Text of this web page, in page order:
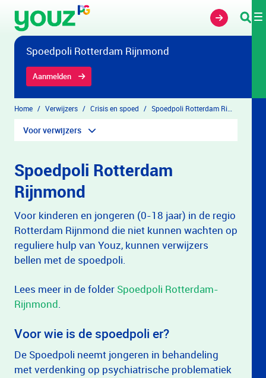
Overslaan en naar hoofdinhoud gaan
Spoedpoli Rotterdam Rijnmond
Aanmelden
Home Verwijzers Crisis en spoed
Voor verwijzers
Spoedpoli Rotterdam
Rijnmond
Voor kinderen en jongeren (0-18 jaar) in de regio
Rotterdam Rijnmond die niet kunnen wachten op
reguliere hulp van Youz, kunnen verwijzers
bellen met de spoedpoli.
Lees meer in de folder Spoedpoli Rotterdam-
Rijnmond.
Voor wie is de spoedpoli er?
De Spoedpoli neemt jongeren in behandeling
met verdenking op psychiatrische problematiek